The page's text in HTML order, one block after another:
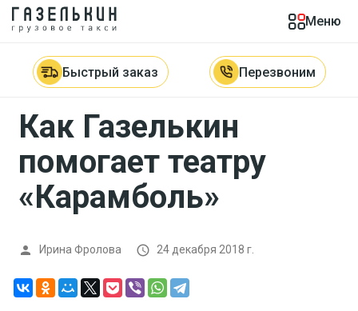
Меню
Быстрый заказ Перезвоним
Главная  Новости
Как Газелькин помогает театру
Как Газелькин
помогает театру
«Карамболь»
 Ирина Фролова  24 декабря 2018 г.